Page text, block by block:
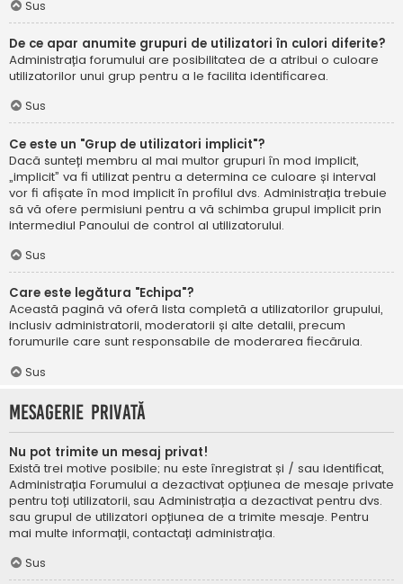
Sus
De ce apar anumite grupuri de utilizatori în culori diferite?
Administrația forumului are posibilitatea de a atribui o culoare
utilizatorilor unui grup pentru a le facilita identificarea.
Sus
Ce este un "Grup de utilizatori implicit"?
Dacă sunteți membru al mai multor grupuri în mod implicit,
„implicit” va fi utilizat pentru a determina ce culoare și interval
vor fi afișate în mod implicit în profilul dvs. Administrația trebuie
să vă ofere permisiuni pentru a vă schimba grupul implicit prin
intermediul Panoului de control al utilizatorului.
Sus
Care este legătura "Echipa"?
Această pagină vă oferă lista completă a utilizatorilor grupului,
inclusiv administratorii, moderatorii și alte detalii, precum
forumurile care sunt responsabile de moderarea fiecăruia.
Sus
Mesagerie privată
Nu pot trimite un mesaj privat!
Există trei motive posibile; nu este înregistrat și / sau identificat,
Administrația Forumului a dezactivat opțiunea de mesaje private
pentru toți utilizatorii, sau Administrația a dezactivat pentru dvs.
sau grupul de utilizatori opțiunea de a trimite mesaje. Pentru
mai multe informații, contactați administrația.
Sus